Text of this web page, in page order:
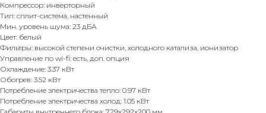
Компрессор: инверторный
Тип: сплит-система, настенный
Мин. уровень шума: 23 дБА
Цвет: белый
Фильтры: высокой степени очистки, холодного катализа, ионизатор
Управление по wi-fi: есть, доп. опция
Охлаждение: 3.37 кВт
Обогрев: 3.52 кВт
Потребление электричества тепло: 0.97 кВт
Потребление электричества холод: 1.05 кВт